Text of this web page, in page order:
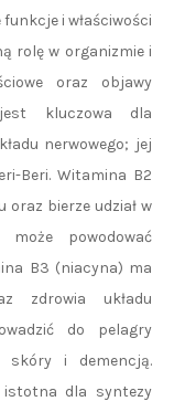
i właściwości
rolę w organizmie i
oraz objawy
kluczowa dla
nerwowego; jej
Beri. Witamina B2
bierze udział w
powodować
B3 (niacyna) ma
zdrowia układu
do pelagry
skóry i demencją.
dla syntezy